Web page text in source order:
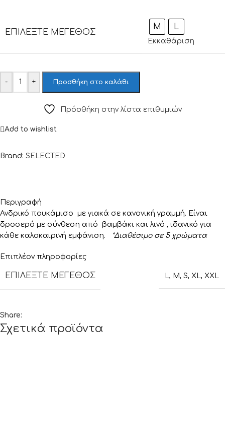
ΕΠΙΛΈΞΤΕ ΜΈΓΕΘΟΣ
M L
Εκκαθάριση
- + Προσθήκη στο καλάθι
Πρόσθήκη στην λίστα επιθυμιών
Add to wishlist
Brand: SELECTED
Περιγραφή
Ανδρικό πουκάμισο με γιακά σε κανονική γραμμή. Είναι
δροσερό με σύνθεση από βαμβάκι και λινό , ιδανικό για
κάθε καλοκαιρινή εμφάνιση.
*Διαθέσιμο σε 5 χρώματα
Επιπλέον πληροφορίες
ΕΠΙΛΈΞΤΕ ΜΈΓΕΘΟΣ L, M, S, XL, XXL
Share:
Σχετικά προϊόντα